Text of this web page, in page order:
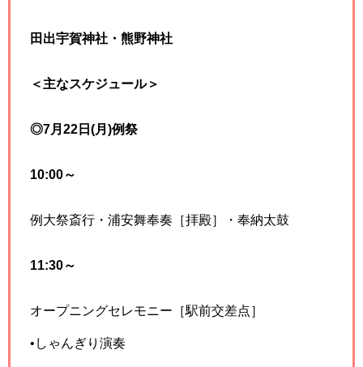
田出宇賀神社・熊野神社
＜主なスケジュール＞
◎7月22日 (月)例祭
10:00～
例大祭斎行・浦安舞奉奏［拝殿］・奉納太鼓
11:30～
オープニングセレモニー［駅前交差点］
•しゃんぎり演奏